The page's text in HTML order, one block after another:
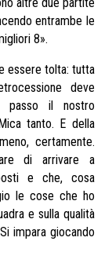
entrambe le
8».
essere tolta: tutta
deve
passo il nostro
tanto. E della
certamente.
di arrivare a
e che, cosa
le cose che ho
e sulla qualità
impara giocando